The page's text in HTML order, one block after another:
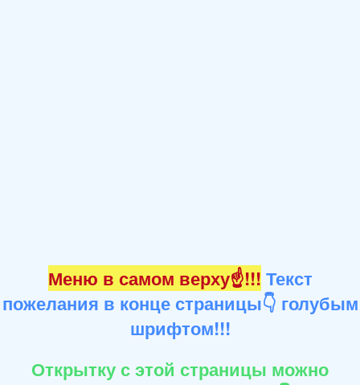
Меню в самом верху☝!!! Текст
пожелания в конце страницы👇 голубым
шрифтом!!!
Открытку с этой страницы можно